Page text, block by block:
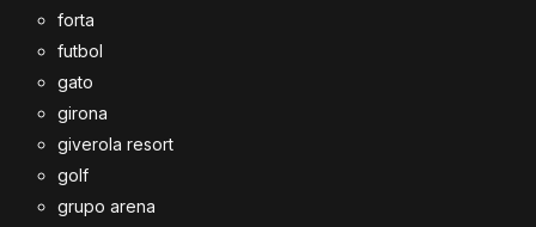
forta
futbol
gato
girona
giverola resort
golf
grupo arena